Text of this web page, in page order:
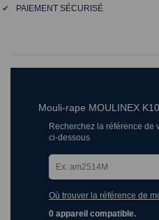
✔
PAIEMENT SÉCURISÉ
Mouli-rape MOULINEX
Recherchez la référence de
ci-dessous
Où trouver la référence de
0 appareil compatible.